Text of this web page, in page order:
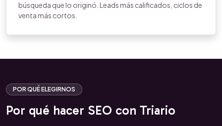
búsqueda que lo originó. Leads más calificados, ciclos de
venta más cortos.
POR QUÉ ELEGIRNOS
Por qué hacer SEO con Triario